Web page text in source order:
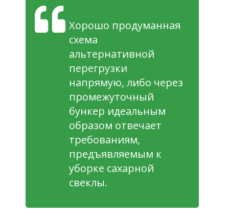
Хорошо продуманная
схема
альтернативной
перегрузки
напрямую, либо через
промежуточный
бункер идеальным
образом отвечает
требованиям,
предъявляемым к
уборке сахарной
свеклы.